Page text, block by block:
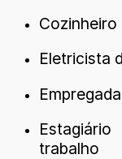
Cozinheiro
Eletricista
trabalho